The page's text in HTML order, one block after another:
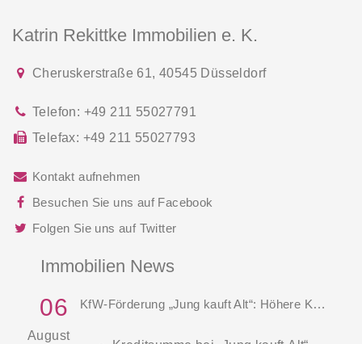
Katrin Rekittke Immobilien e. K.
Cheruskerstraße 61, 40545 Düsseldorf
Telefon: +49 211 55027791
Telefax: +49 211 55027793
Kontakt aufnehmen
Besuchen Sie uns auf Facebook
Folgen Sie uns auf Twitter
Immobilien News
06
August
KfW-Förderung „Jung kauft Alt“: Höhere Kredite ab August 2026